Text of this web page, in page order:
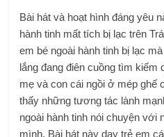
Bài hát và hoạt hình đáng yêu
hành tinh mất tích bị lạc trên
em bé ngoài hành tinh bị lạc
lắng đang điên cuồng tìm kiếm
mẹ và con cái ngồi ở mép ghế
thấy những tương tác lành
ngoài hành tinh nói chuyện với
mình. Bài hát này dạy trẻ em